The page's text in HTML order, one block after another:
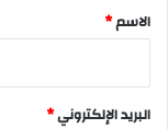
*
الاسم*
البريد الإلكتروني*